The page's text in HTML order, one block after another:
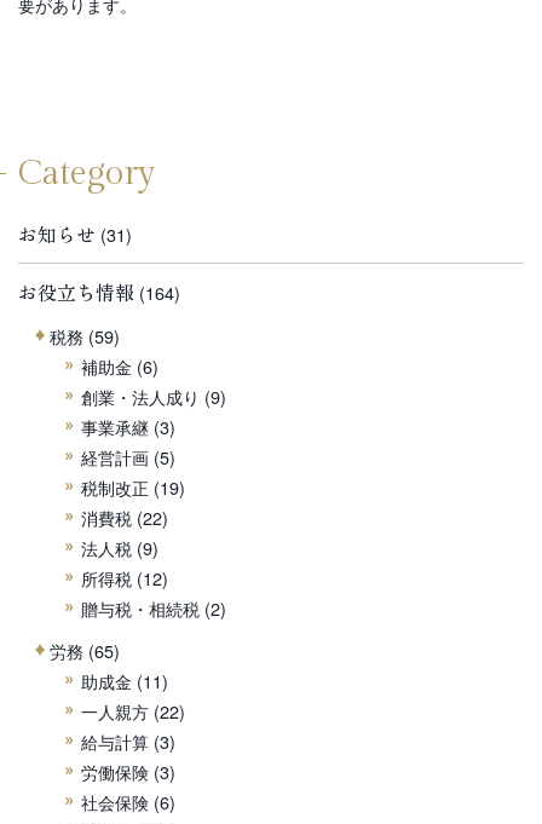
Category
お知らせ (31)
お役立ち情報 (164)
税務 (59)
補助金 (6)
創業・法人成り (9)
事業承継(3)
経営計画(5)
税制改正 (19)
消費税(22)
法人税(9)
所得税(12)
贈与税・相続税(2)
労務 (65)
助成金 (11)
一人親方(22)
給与計算(3)
労働保険(3)
社会保険(6)